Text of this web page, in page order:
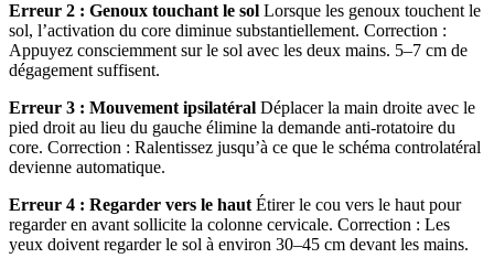
Erreur 2 : Genoux touchant le sol Lorsque les genoux touchent le
sol, l’activation du core diminue substantiellement. Correction :
Appuyez consciemment sur le sol avec les deux mains. 5–7 cm de
dégagement suffisent.
Erreur 3 : Mouvement ipsilatéral Déplacer la main droite avec le
pied droit au lieu du gauche élimine la demande anti-rotatoire du
core. Correction : Ralentissez jusqu’à ce que le schéma controlatéral
devienne automatique.
Erreur 4 : Regarder vers le haut Étirer le cou vers le haut pour
regarder en avant sollicite la colonne cervicale. Correction : Les
yeux doivent regarder le sol à environ 30–45 cm devant les mains.